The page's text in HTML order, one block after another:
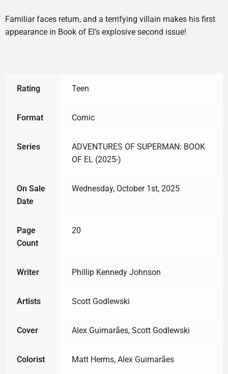
Familiar faces return, and a terrifying villain makes his first
appearance in Book of El’s explosive second issue!
Rating Teen
Format Comic
Series
ADVENTURES OF SUPERMAN: BOOK
OF EL (2025-)
On Sale
Date
Wednesday, October 1st, 2025
Page
Count
20
Writer Phillip Kennedy Johnson
Artists Scott Godlewski
Cover Alex Guimarães, Scott Godlewski
Colorist Matt Herms, Alex Guimarães